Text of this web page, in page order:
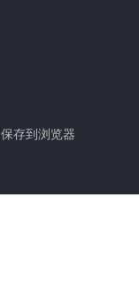
保存到浏览器